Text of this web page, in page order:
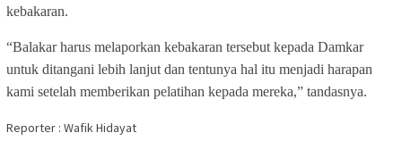
kebakaran.
“Balakar harus melaporkan kebakaran tersebut kepada Damkar
untuk ditangani lebih lanjut dan tentunya hal itu menjadi harapan
kami setelah memberikan pelatihan kepada mereka,” tandasnya.
Reporter : Wafik Hidayat